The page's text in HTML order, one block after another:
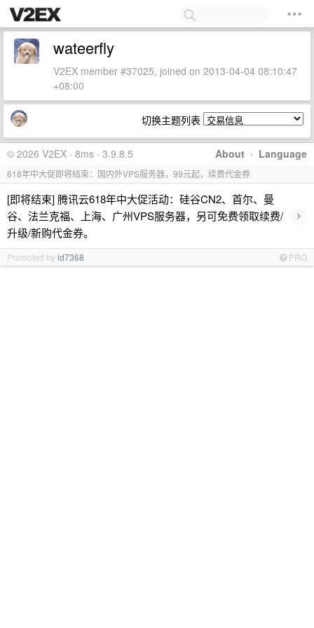
wateerfly
V2EX member #37025, joined on 2013-04-04 08:10:47
+08:00
切换主题列表
About · Language
© 2026 V2EX · 8ms · 3.9.8.5
618年中大促即将结束：国内外VPS服务器，99元起，续费代金券
[即将结束] 腾讯云618年中大促活动：硅谷CN2、首尔、曼
谷、法兰克福、上海、广州VPS服务器，另可免费领取续费/
升级/新购代金券。
›
Promoted byid7368 PRO